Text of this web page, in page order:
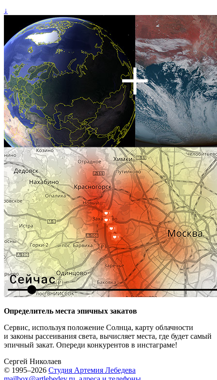
↓
Определитель места эпичных закатов
Сервис, используя положение Солнца, карту облачности
и законы рассеивания света, вычисляет места, где будет самый
эпичный закат. Опереди конкурентов в инстаграме!
Сергей Николаев
© 1995–2026 Студия Артемия Лебедева